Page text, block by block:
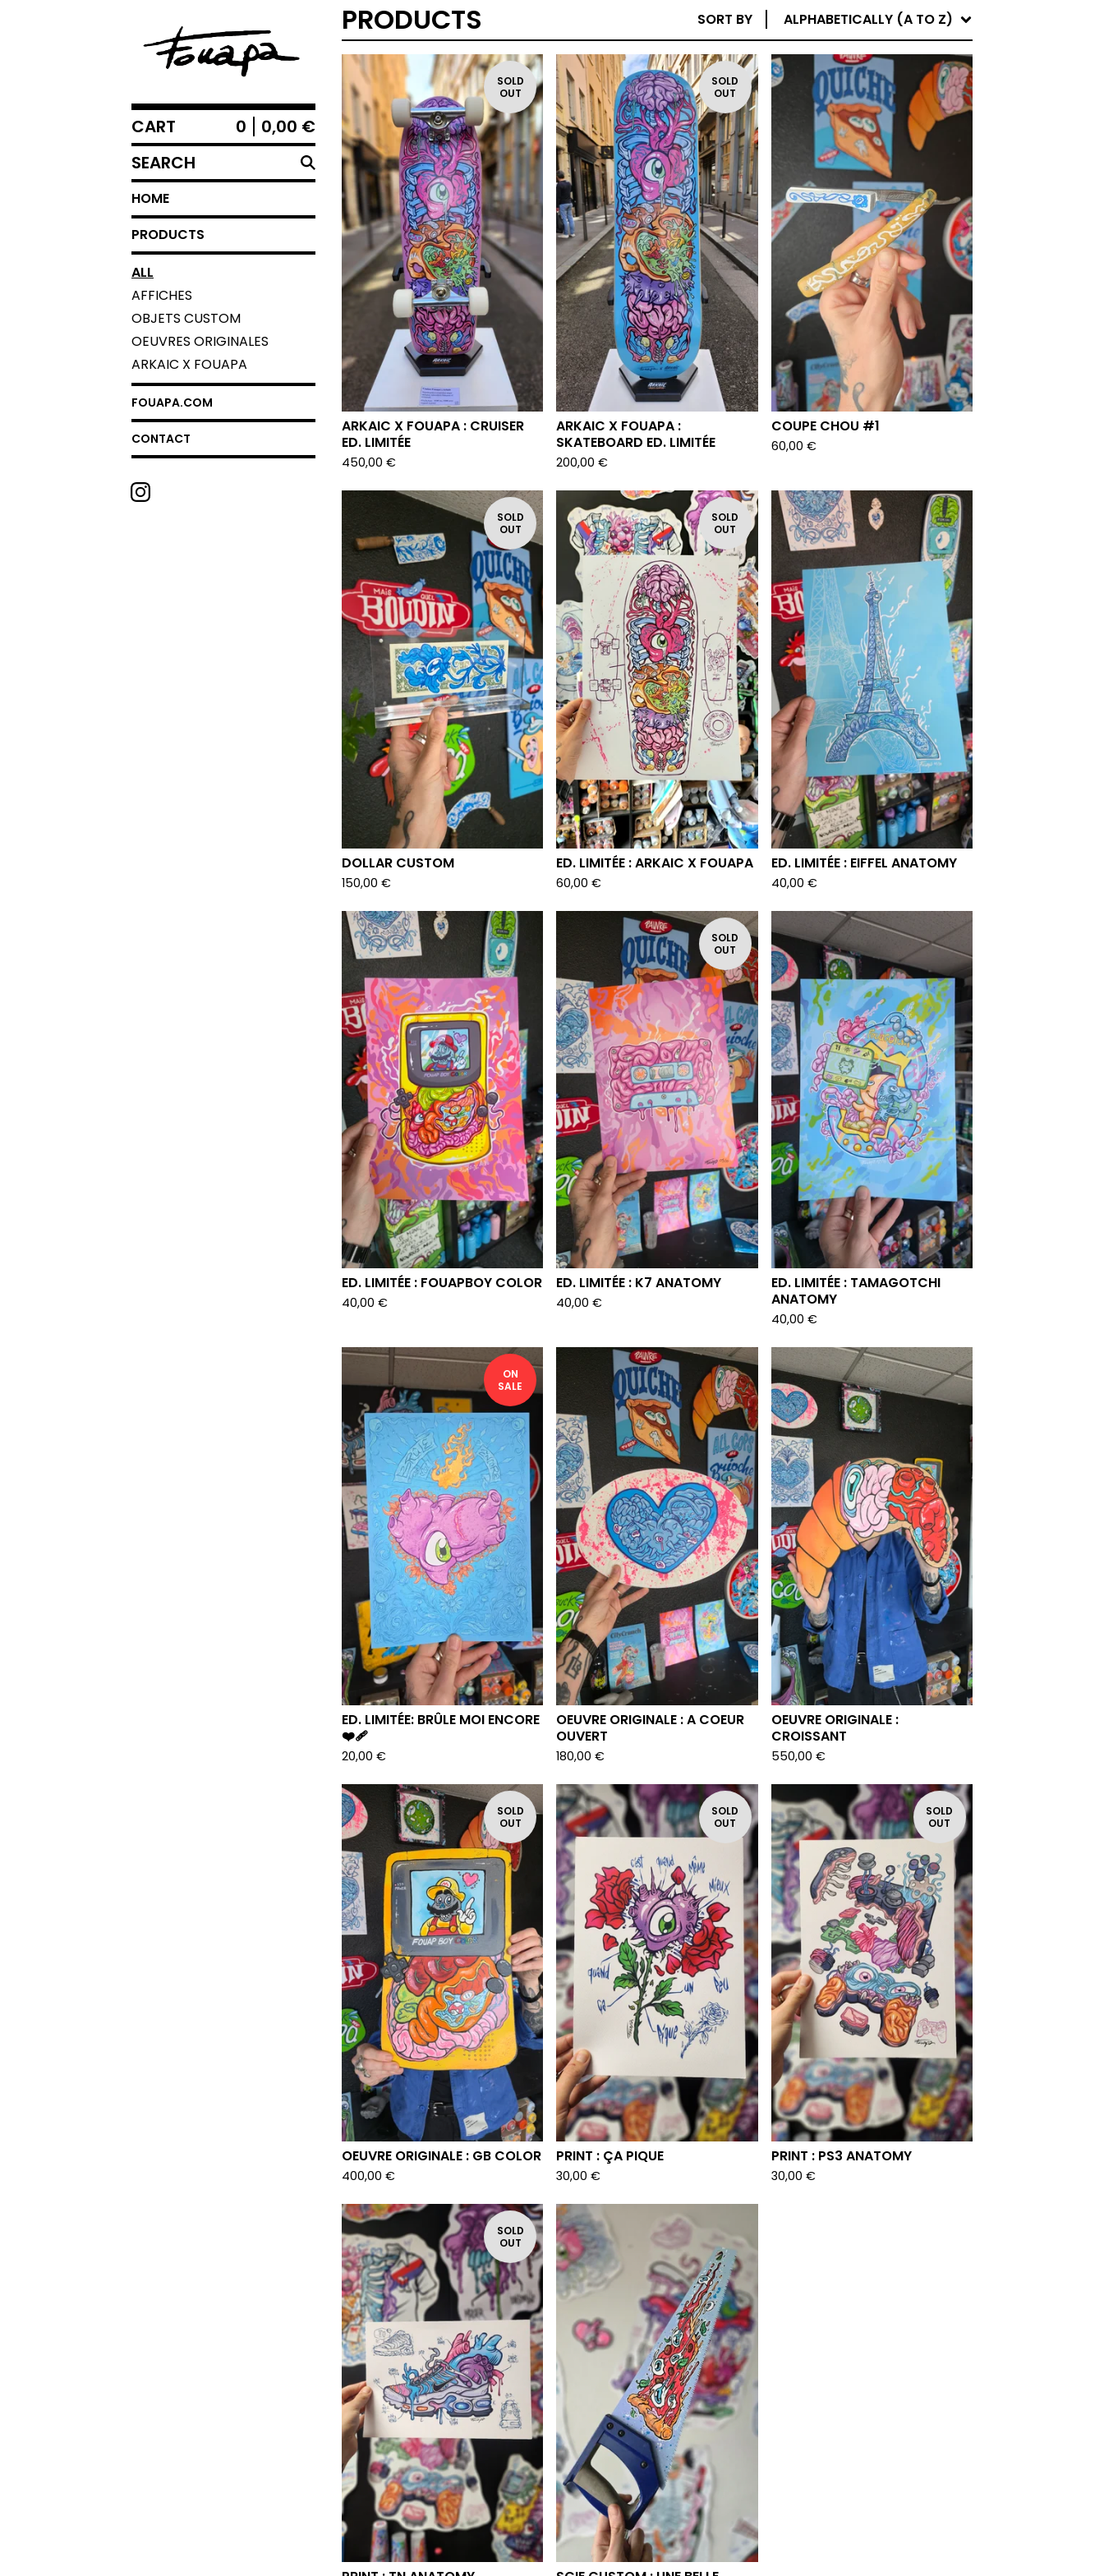
CART 0 0,00 €
SEARCH
HOME
PRODUCTS
ALL
AFFICHES
OBJETS CUSTOM
OEUVRES ORIGINALES
ARKAIC X FOUAPA
FOUAPA.COM
CONTACT
PRODUCTS SORT BY ALPHABETICALLY (A TO Z)
SOLD
OUT
ARKAIC X FOUAPA : CRUISER
ED. LIMITÉE
450,00 €
SOLD
OUT
ARKAIC X FOUAPA :
SKATEBOARD ED. LIMITÉE
200,00€
COUPE CHOU #1
60,00 €
SOLD
OUT
DOLLAR CUSTOM
150,00 €
SOLD
OUT
ED. LIMITÉE : ARKAIC X FOUAPA
60,00€
ED. LIMITÉE : EIFFEL ANATOMY
40,00 €
ED. LIMITÉE : FOUAPBOY COLOR
40,00 €
SOLD
OUT
ED. LIMITÉE : K7 ANATOMY
40,00€
ED. LIMITÉE : TAMAGOTCHI
ANATOMY
40,00 €
ON
SALE
ED. LIMITÉE: BRÛLE MOI ENCORE
❤️‍🩹
20,00 €
OEUVRE ORIGINALE : A COEUR
OUVERT
180,00€
OEUVRE ORIGINALE :
CROISSANT
550,00 €
SOLD
OUT
OEUVRE ORIGINALE : GB COLOR
400,00 €
SOLD
OUT
PRINT : ÇA PIQUE
30,00€
SOLD
OUT
PRINT : PS3 ANATOMY
30,00 €
SOLD
OUT